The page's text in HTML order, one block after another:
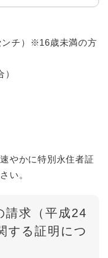
ンチ）※16歳未満の方
やかに特別永住者証
い。
請求（平成24
する証明につ